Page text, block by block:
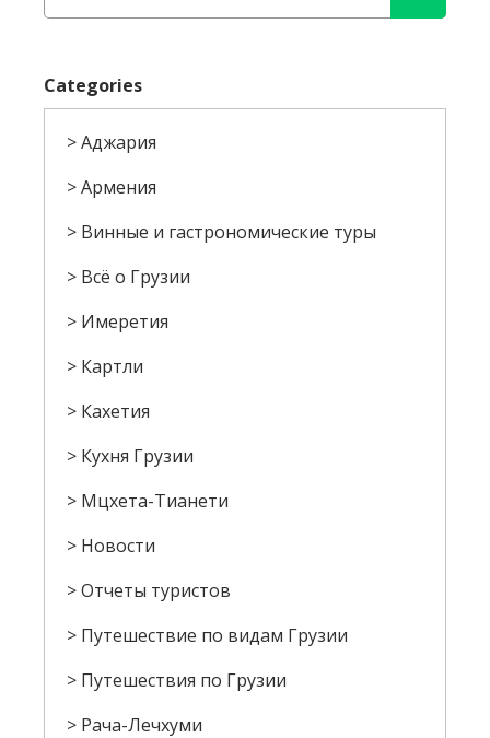
Categories
Аджария
Армения
Винные и гастрономические туры
Всё о Грузии
Имеретия
Картли
Кахетия
Кухня Грузии
Мцхета-Тианети
Новости
Отчеты туристов
Путешествие по видам Грузии
Путешествия по Грузии
Рача-Лечхуми